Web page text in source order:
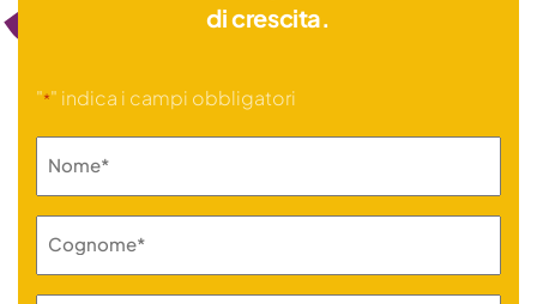
di crescita.
"*" indica i campi obbligatori